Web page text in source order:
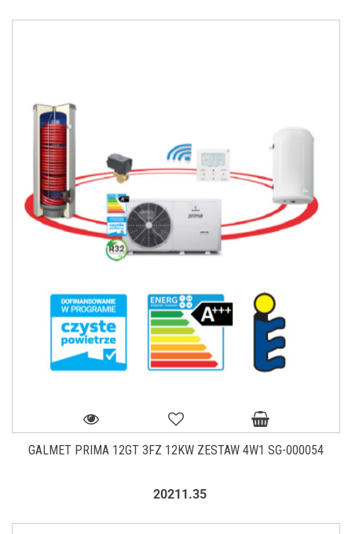
GALMET PRIMA 12GT 3FZ 12KW ZESTAW 4W1 SG-000054
20211.35